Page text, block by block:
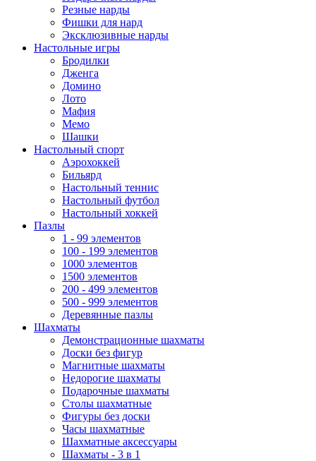
Резные нарды
Фишки для нард
Эксклюзивные нарды
Настольные игры
Бродилки
Дженга
Домино
Лото
Мафия
Мемо
Шашки
Настольный спорт
Аэрохоккей
Бильярд
Настольный теннис
Настольный футбол
Настольный хоккей
Пазлы
1 - 99 элементов
100 - 199 элементов
1000 элементов
1500 элементов
200 - 499 элементов
500 - 999 элементов
Деревянные пазлы
Шахматы
Демонстрационные шахматы
Доски без фигур
Магнитные шахматы
Недорогие шахматы
Подарочные шахматы
Столы шахматные
Фигуры без доски
Часы шахматные
Шахматные аксессуары
Шахматы - 3 в 1